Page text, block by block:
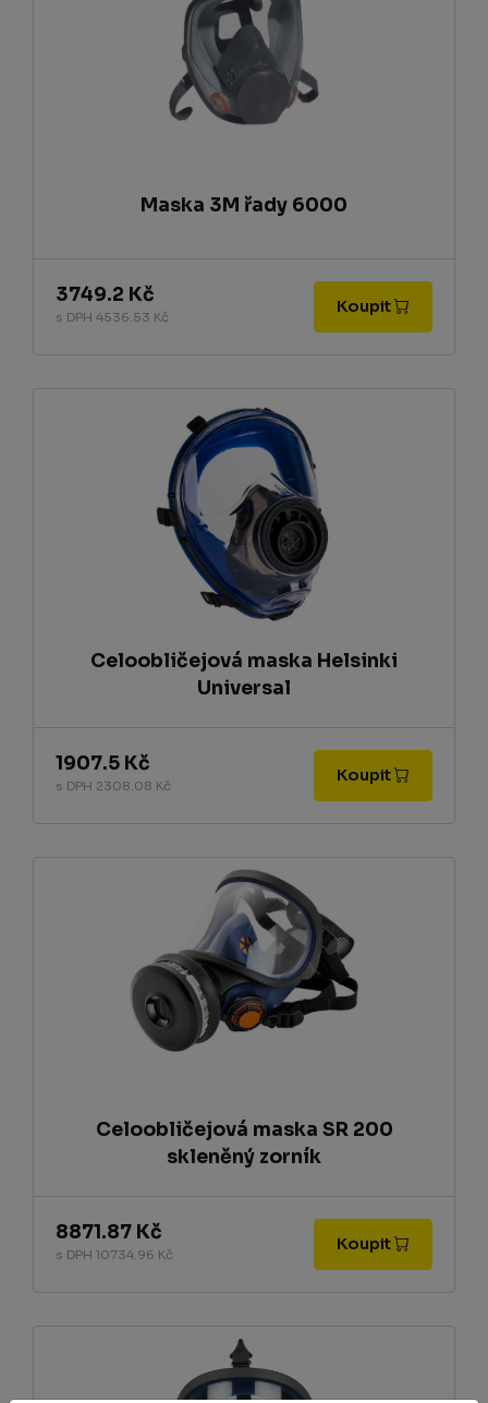
Maska 3M řady 6000
3749.2 Kč
s DPH 4536.53 Kč
Koupit
Celoobličejová maska Helsinki
Universal
1907.5 Kč
s DPH 2308.08 Kč
Koupit
Celoobličejová maska SR 200
skleněný zorník
8871.87 Kč
s DPH 10734.96 Kč
Koupit